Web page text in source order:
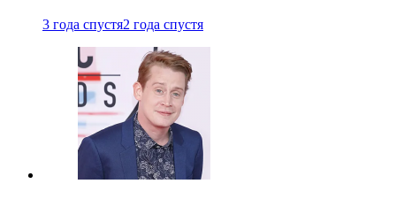
3 года спустя2 года спустя